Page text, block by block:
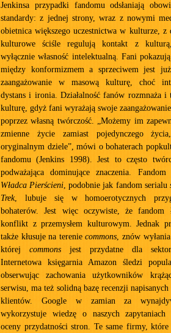
Jenkinsa przypadki fandomu odsłaniają
standardy: z jednej strony, wraz z nowymi
obietnica większego uczestnictwa w kulturze, z
kulturowe ściśle regulują kontakt z
wyłącznie własność intelektualną. Fani
między konformizmem a sprzeciwem jest już
zaangażowanie w masową kulturę, choć
dystans i ironia. Działalność fanów rozmnaża i
kulturę, gdyż fani wyrażają swoje
poprzez własną twórczość. „Możemy im
zmienne życie zamiast pojedynczego
oryginalnym dziele”, mówi o bohaterach
fandomu (Jenkins 1998). Jest to często
podważająca dominujące znaczenia.
Władca Pierścieni, podobnie jak fandom serialu
Trek, lubuje się w homoerotycznych
bohaterów. Jest więc oczywiste, że fandom
konflikt z przemysłem kulturowym. Jednak
także kłusuje na tereniecommons, znów
której commons jest przydatne dla
Internetowa księgarnia Amazon śledzi
obserwując zachowania użytkowników
serwisu, ma też solidną bazę recenzji
klientów. Google w zamian za
wykorzystuje wiedzę o naszych zapytaniach
oceny przydatności stron. Te same firmy, które